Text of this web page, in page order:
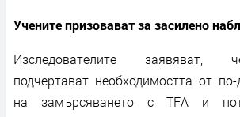
Учените призовават за засилено
Изследователите заявяват,
подчертават необходимостта от
на замърсяването с TFA и